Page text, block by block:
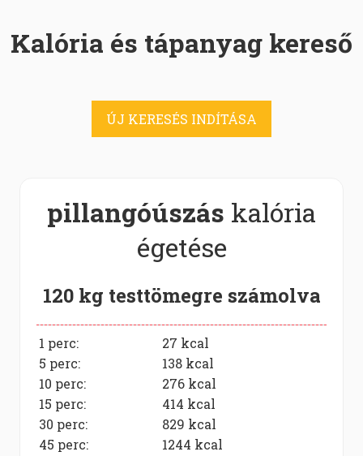
Kalória és tápanyag kereső
ÚJ KERESÉS INDÍTÁSA
pillangóúszás kalória
égetése
120 kg testtömegre számolva
1 perc: 27 kcal
5 perc:
138 kcal
10 perc:
276 kcal
15 perc:
414 kcal
30 perc:
829 kcal
45 perc:
1244 kcal